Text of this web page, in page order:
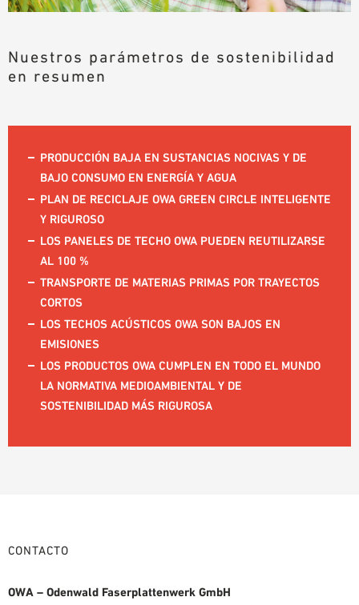
Nuestros parámetros de sostenibilidad
en resumen
PRODUCCIÓN BAJA EN SUSTANCIAS NOCIVAS Y DE
BAJO CONSUMO EN ENERGÍA Y AGUA
PLAN DE RECICLAJE OWA GREEN CIRCLE INTELIGENTE
Y RIGUROSO
LOS PANELES DE TECHO OWA PUEDEN REUTILIZARSE
AL 100 %
TRANSPORTE DE MATERIAS PRIMAS POR TRAYECTOS
CORTOS
LOS TECHOS ACÚSTICOS OWA SON BAJOS EN
EMISIONES
LOS PRODUCTOS OWA CUMPLEN EN TODO EL MUNDO
LA NORMATIVA MEDIOAMBIENTAL Y DE
SOSTENIBILIDAD MÁS RIGUROSA
CONTACTO
OWA – Odenwald Faserplattenwerk GmbH